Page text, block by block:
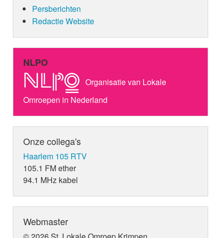
Persberichten
Redactie Website
NLPO
Organisatie van Lokale
Omroepen in Nederland
Onze collega's
Haarlem 105 RTV
105.1 FM ether
94.1 MHz kabel
Webmaster